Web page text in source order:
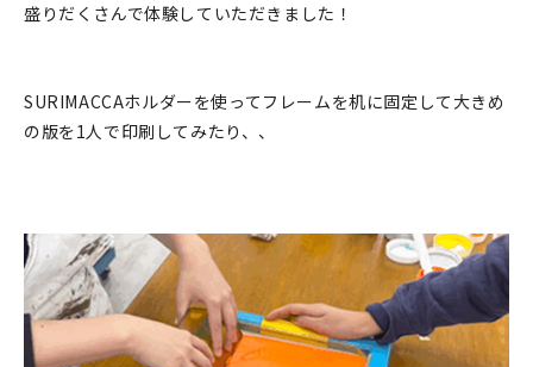
イベント・ワークショップ
おしらせ
マイアカウント
カートを見る
盛りだくさんで体験していただきました！
SURIMACCAホルダーを使ってフレームを机に固定して大きめ
の版を1人で印刷してみたり、、